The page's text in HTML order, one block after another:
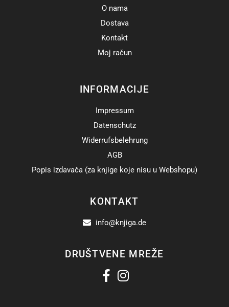
O nama
Dostava
Kontakt
Moj račun
INFORMACIJE
Impressum
Datenschutz
Widerrufsbelehrung
AGB
Popis izdavača (za knjige koje nisu u Webshopu)
KONTAKT
info@knjiga.de
DRUŠTVENE MREŽE